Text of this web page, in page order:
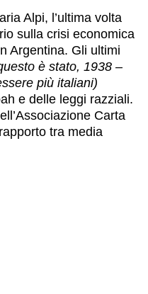
Alpi, l’ultima volta
sulla crisi economica
Argentina. Gli ultimi
è stato, 1938 –
più italiani)
e delle leggi razziali.
Carta
tra media